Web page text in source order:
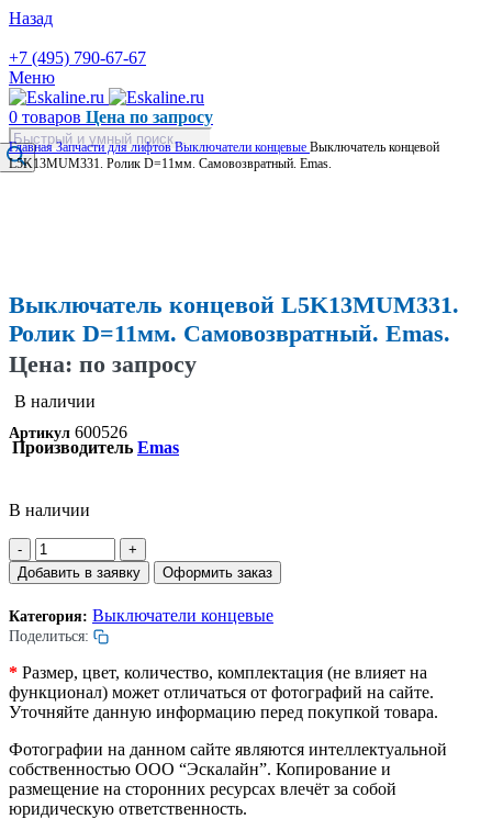
Назад
+7 (495) 790-67-67
Меню
0 товаров Цена по запросу
Поиск
товаров
ГлавнаяЗапчасти для лифтовВыключатели концевые Выключатель концевой
L5K13MUM331. Ролик D=11мм. Самовозвратный. Emas.
Выключатель концевой L5K13MUM331.
Ролик D=11мм. Самовозвратный. Emas.
Цена: по запросу
В наличии
Артикул 600526
Производитель Emas
В наличии
Количество
товара
Выключатель
концевой
L5K13MUM331.
Ролик
Самовозвратный.
Emas.
Добавить в заявку Оформить заказ
Категория: Выключатели концевые
Поделиться:
* Размер, цвет, количество, комплектация (не влияет на
функционал) может отличаться от фотографий на сайте.
Уточняйте данную информацию перед покупкой товара.
Фотографии на данном сайте являются интеллектуальной
собственностью ООО “Эскалайн”. Копирование и
размещение на сторонних ресурсах влечёт за собой
юридическую ответственность.